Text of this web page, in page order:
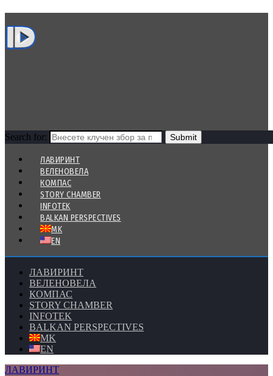
Search for:
ЛАВИРИНТ
ВЕЛЕНОВЕЛА
КОМПАС
STORY CHAMBER
INFOTEK
BALKAN PERSPECTIVES
MK
EN
ЛАВИРИНТ
ВЕЛЕНОВЕЛА
КОМПАС
STORY CHAMBER
INFOTEK
BALKAN PERSPECTIVES
MK
EN
ЛАВИРИНТ